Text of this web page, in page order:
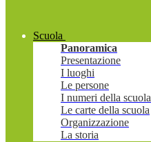
Scuola
Panoramica
Presentazione
I luoghi
Le persone
I numeri della scuola
Le carte della scuola
Organizzazione
La storia